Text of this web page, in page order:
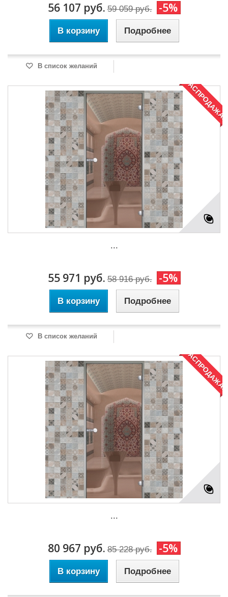
56 107 руб. 59 059 руб. -5%
В корзину Подробнее
В список желаний
РАСПРОДАЖА!
...
55 971 руб. 58 916 руб. -5%
В корзину Подробнее
В список желаний
РАСПРОДАЖА!
...
80 967 руб. 85 228 руб. -5%
В корзину Подробнее